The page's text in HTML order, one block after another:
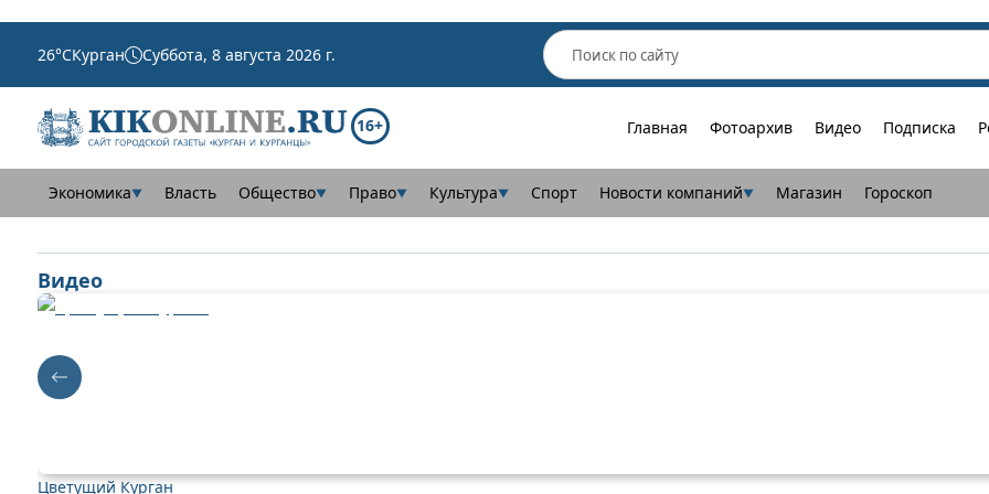
26°CКурган Суббота, 8 августа 2026 г.
16+ Главная Фотоархив Видео Подписка
Экономика▼ Власть Общество▼ Право▼ Культура▼ Спорт Новости компаний▼ Магазин Гороскоп
Видео
Цветущий Курган